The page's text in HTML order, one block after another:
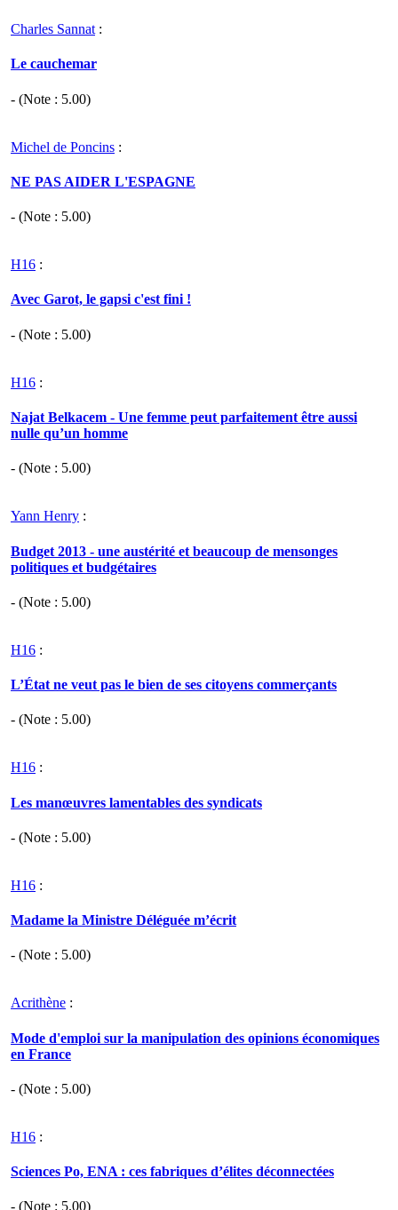
Charles Sannat :
Le cauchemar
- (Note : 5.00)
Michel de Poncins :
NE PAS AIDER L'ESPAGNE
- (Note : 5.00)
H16 :
Avec Garot, le gapsi c'est fini !
- (Note : 5.00)
H16 :
Najat Belkacem - Une femme peut parfaitement être aussi
nulle qu’un homme
- (Note : 5.00)
Yann Henry :
Budget 2013 - une austérité et beaucoup de mensonges
politiques et budgétaires
- (Note : 5.00)
H16 :
L’État ne veut pas le bien de ses citoyens commerçants
- (Note : 5.00)
H16 :
Les manœuvres lamentables des syndicats
- (Note : 5.00)
H16 :
Madame la Ministre Déléguée m’écrit
- (Note : 5.00)
Acrithène :
Mode d'emploi sur la manipulation des opinions économiques
en France
- (Note : 5.00)
H16 :
Sciences Po, ENA : ces fabriques d’élites déconnectées
- (Note : 5.00)